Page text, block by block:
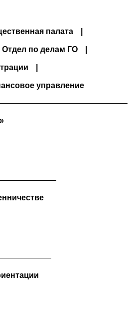
палата
Отдел по делам ГО
управление